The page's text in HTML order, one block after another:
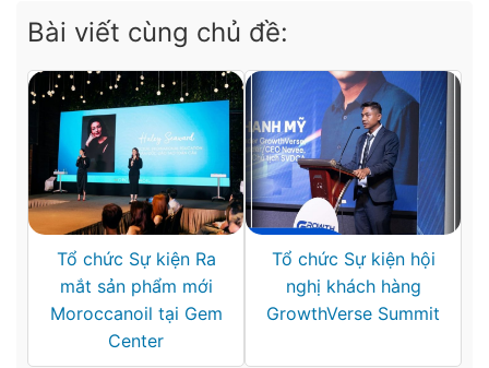
Bài viết cùng chủ đề:
Tổ chức Sự kiện Ra
mắt sản phẩm mới
Moroccanoil tại Gem
Center
Tổ chức Sự kiện hội
nghị khách hàng
GrowthVerse Summit